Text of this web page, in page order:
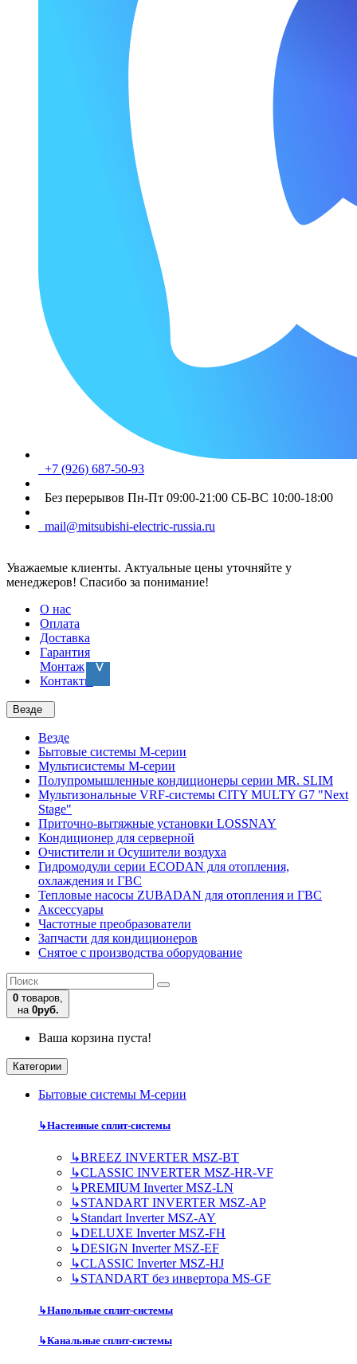
+7 (926) 687-50-93
Без перерывов Пн-Пт 09:00-21:00 СБ-ВС 10:00-18:00
mail@mitsubishi-electric-russia.ru
Уважаемые клиенты. Актуальные цены уточняйте у
менеджеров! Спасибо за понимание!
О нас
Оплата
Доставка
Гарантия
Монтаж
Контакты
Везде
Везде
Бытовые системы M-серии
Мультисистемы M-серии
Полупромышленные кондиционеры серии MR. SLIM
Мультизональные VRF-системы CITY MULTY G7 "Next
Stage"
Приточно-вытяжные установки LOSSNAY
Кондиционер для серверной
Очистители и Осушители воздуха
Гидромодули серии ECODAN для отопления,
охлаждения и ГВС
Тепловые насосы ZUBADAN для отопления и ГВС
Аксесcуары
Частотные преобразователи
Запчасти для кондиционеров
Снятое с производства оборудование
0 товаров,
на 0руб.
Ваша корзина пуста!
Категории
Бытовые системы M-серии
↳Настенные сплит-системы
↳BREEZ INVERTER MSZ-BT
↳CLASSIC INVERTER MSZ-HR-VF
↳PREMIUM Inverter MSZ-LN
↳STANDART INVERTER MSZ-AP
↳Standart Inverter MSZ-AY
↳DELUXE Inverter MSZ-FH
↳DESIGN Inverter MSZ-EF
↳CLASSIC Inverter MSZ-HJ
↳STANDART без инвертора MS-GF
↳Напольные сплит-системы
↳Канальные сплит-системы